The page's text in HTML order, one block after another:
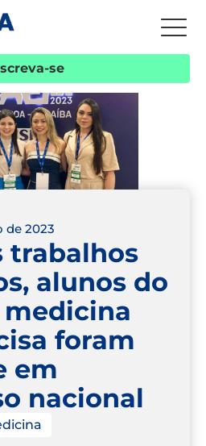
se
de 2023
trabalhos
alunos do
foram
em
nacional